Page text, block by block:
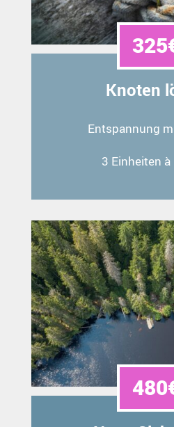
Knoten
Entspannung
3 Einheiten